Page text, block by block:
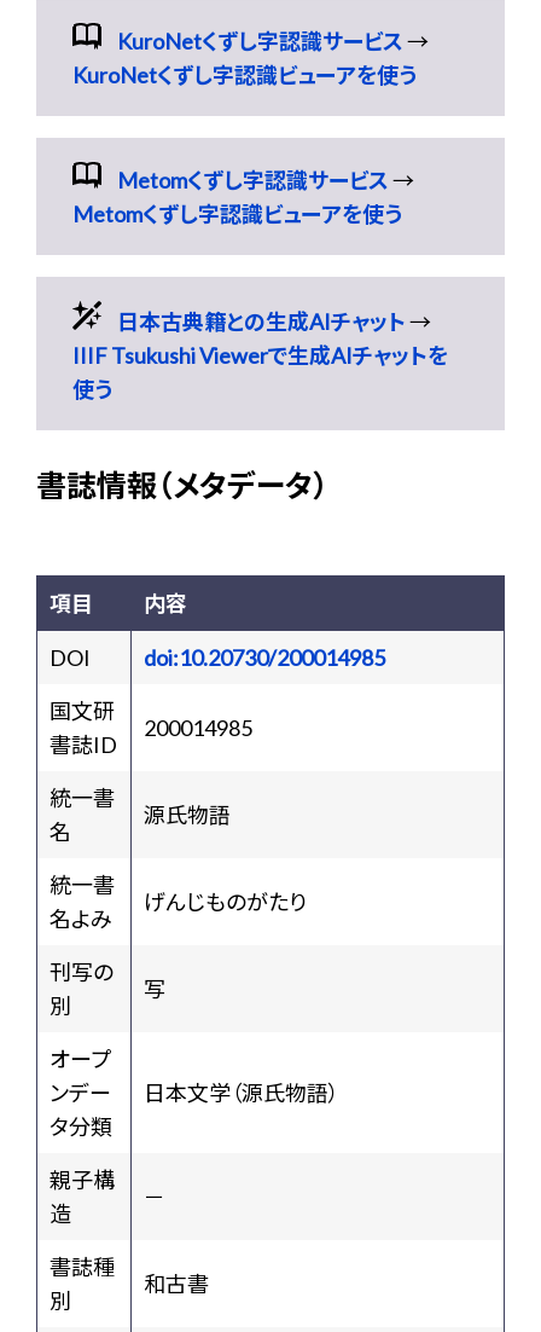
KuroNetくずし字認識サービス→
KuroNetくずし字認識ビューアを使う
Metomくずし字認識サービス→
Metomくずし字認識ビューアを使う
日本古典籍との生成AIチャット→
IIIF Tsukushi Viewerで生成AIチャットを
使う
書誌情報（メタデータ）
項目 内容
DOI
doi:10.20730/200014985
国文研
書誌ID
200014985
統一書
名
源氏物語
統一書
名よみ
げんじものがたり
刊写の
別
写
オープ
ンデー
タ分類
日本文学（源氏物語）
親子構
造
－
書誌種
別
和古書